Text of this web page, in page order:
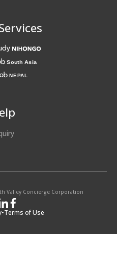
Valley Concierge Corporation
•Terms of Use